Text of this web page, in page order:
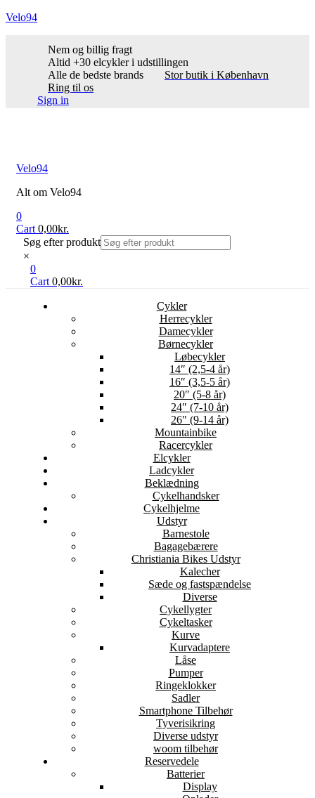
Velo94
Nem og billig fragt
Altid +30 elcykler i udstillingen
Alle de bedste brands
Stor butik i København
Ring til os
Sign in
Velo94
Alt om Velo94
0
Cart 0,00kr.
Søg efter produkt
×
0
Cart 0,00kr.
Cykler
Herrecykler
Damecykler
Børnecykler
Løbecykler
14″ (2,5-4 år)
16″ (3,5-5 år)
20″ (5-8 år)
24″ (7-10 år)
26″ (9-14 år)
Mountainbike
Racercykler
Elcykler
Ladcykler
Beklædning
Cykelhandsker
Cykelhjelme
Udstyr
Barnestole
Bagagebærere
Christiania Bikes Udstyr
Kalecher
Sæde og fastspændelse
Diverse
Cykellygter
Cykeltasker
Kurve
Kurvadaptere
Låse
Pumper
Ringeklokker
Sadler
Smartphone Tilbehør
Tyverisikring
Diverse udstyr
woom tilbehør
Reservedele
Batterier
Display